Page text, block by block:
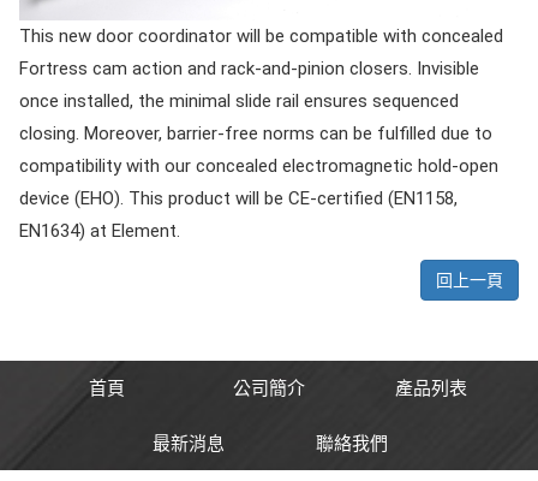
This new door coordinator will be compatible with concealed
Fortress cam action and rack-and-pinion closers. Invisible
once installed, the minimal slide rail ensures sequenced
closing. Moreover, barrier-free norms can be fulfilled due to
compatibility with our concealed electromagnetic hold-open
device (EHO). This product will be CE-certified (EN1158,
EN1634) at Element.
回上一頁
首頁 公司簡介 產品列表
最新消息 聯絡我們